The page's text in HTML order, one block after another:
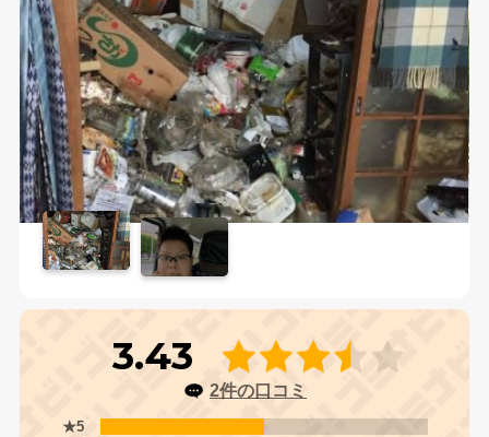
3.43
2件の口コミ
★5